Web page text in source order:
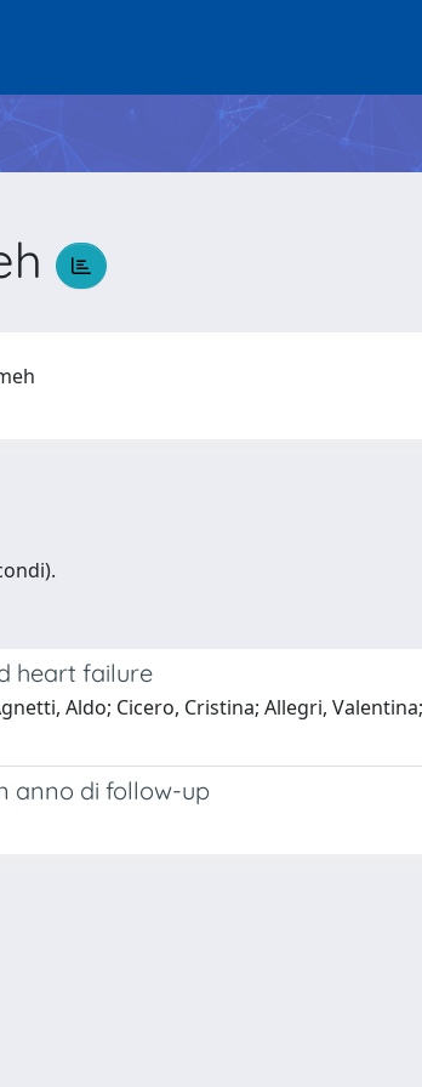
heart failure
Aldo; Cicero, Cristina; Allegri,
anno di follow-up